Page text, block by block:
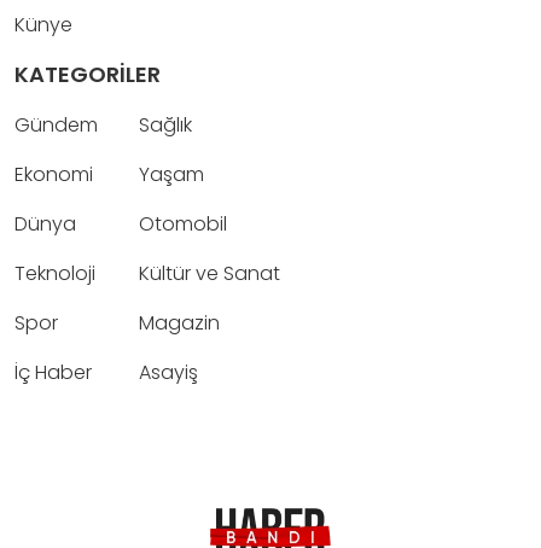
Künye
KATEGORİLER
Gündem
Ekonomi
Dünya
Teknoloji
Spor
İç Haber
Sağlık
Yaşam
Otomobil
Kültür ve Sanat
Magazin
Asayiş